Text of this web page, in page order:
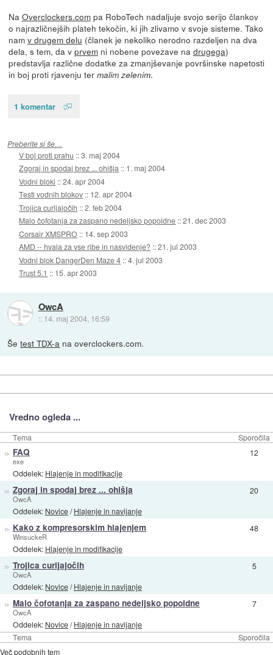
Na Overclockers.compa RoboTech nadaljuje svojo serijo člankov
o najrazličnejših plateh tekočin, ki jih zlivamo v svoje sisteme. Tako
nam v drugem delu (članek je nekoliko nerodno razdeljen na dva
dela, s tem, da v prvemni nobene povezave na drugega)
predstavlja različne dodatke za zmanjševanje površinske napetosti
in boj proti rjavenju ter malim zelenim.
1 komentar
Preberite si še…
V boj proti prahu ::3. maj 2004
Zgoraj in spodaj brez ... ohišja :: 1. maj 2004
Vodni bloki ::24. apr 2004
Testi vodnih blokov :: 12. apr 2004
Trojica curljajočih ::2. feb 2004
Malo čofotanja za zaspano nedeljsko popoldne ::21. dec 2003
Corsair XMSPRO :: 14. sep 2003
AMD -- hvala za vse ribe in nasvidenje? ::21. jul 2003
Vodni blok DangerDen Maze 4 ::4. jul 2003
Trust 5.1 :: 15. apr 2003
OwcA
:: 14. maj 2004, 16:59
Šetest TDX-a na overclockers.com.
Vredno ogleda ...
Tema Sporočila
Tema Sporočila
» FAQ
exe
Oddelek: Hlajenje in modifikacije
12
» Zgoraj in spodaj brez ... ohišja
OwcA
Oddelek: Novice/Hlajenje in navijanje
20
» Kako z kompresorskim hlajenjem
WinsuckeR
Oddelek: Hlajenje in modifikacije
48
» Trojica curljajočih
OwcA
Oddelek: Novice/Hlajenje in navijanje
5
» Malo čofotanja za zaspano nedeljsko popoldne
OwcA
Oddelek: Novice/Hlajenje in navijanje
7
Več podobnih tem